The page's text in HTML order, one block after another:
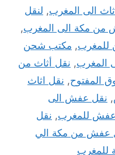
الى المغرب, لنقل
من مكة الى المغرب,
للمغرب, مكتب شحن
المغرب, نقل أثاث من
المفتوح, نقل اثاث
, نقل عفش الى
للمغرب, نقل
عفش من مكة الي